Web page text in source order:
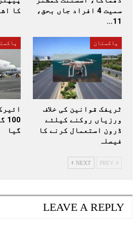
سمیت 4 افراد جاں بحق،
11…
کا
پاکستان
ٹریفک قوانین کی خلاف
ورزیاں روکنے کیلئے
ڈرون استعمال کرنے کا
فیصلہ
گیا
NEXT
LEAVE A REPLY